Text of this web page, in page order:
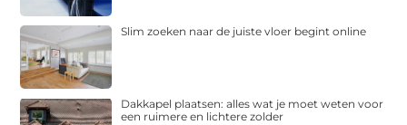
Slim zoeken naar de juiste vloer begint online
Dakkapel plaatsen: alles wat je moet weten voor
een ruimere en lichtere zolder